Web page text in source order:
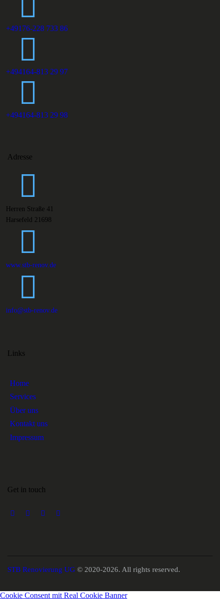
+49176-228 733 86
+494164-813 29 97
+494164-813 29 98
Adresse
Herren Straße 41
Harsefeld 21698
www.stb-renov.de
info@stb-renov.de
Links
Home
Services
Über uns
Kontakt uns
Impressum
Get in touch
STB Renovierung UG © 2020-2026. All rights reserved.
Cookie Consent mit Real Cookie Banner